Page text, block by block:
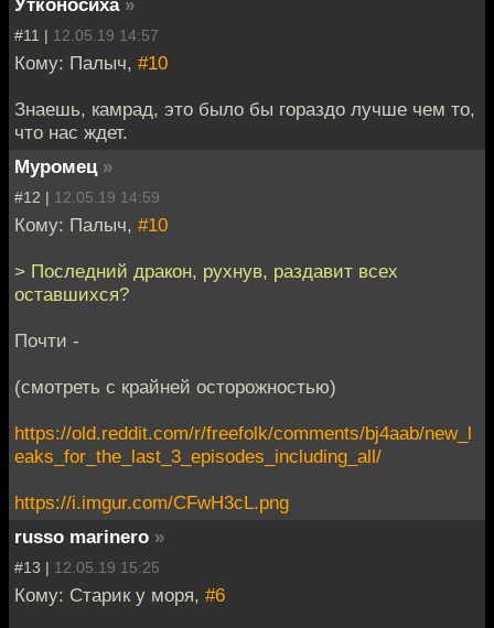
#11 | 12.05.19 14:57
Кому: Палыч, #10
Знаешь, камрад, это было бы гораздо лучше чем то,
что нас ждет.
Муромец »
#12 | 12.05.19 14:59
Кому: Палыч, #10
> Последний дракон, рухнув, раздавит всех
оставшихся?
Почти -
(смотреть с крайней осторожностью)
https://old.reddit.com/r/freefolk/comments/bj4aab/new_l
eaks_for_the_last_3_episodes_including_all/
https://i.imgur.com/CFwH3cL.png
russo marinero »
#13 | 12.05.19 15:25
Кому: Старик у моря, #6